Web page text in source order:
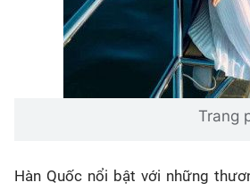
Trang
Hàn Quốc nổi bật với những